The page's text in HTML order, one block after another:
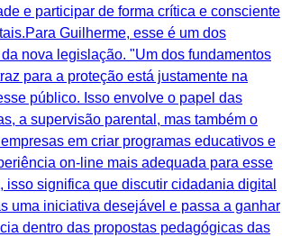
e participar de forma crítica e consciente
Guilherme, esse é um dos
nova legislação. "Um dos fundamentos
para a proteção está justamente na
público. Isso envolve o papel das
a supervisão parental, mas também o
em criar programas educativos e
on-line mais adequada para esse
isso significa que discutir cidadania digital
uma iniciativa desejável e passa a ganhar
dentro das propostas pedagógicas das